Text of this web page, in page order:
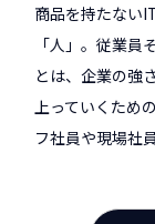
商品を持たない
「人」。従業
とは、企業の強
上っていくため
フ社員や現場社